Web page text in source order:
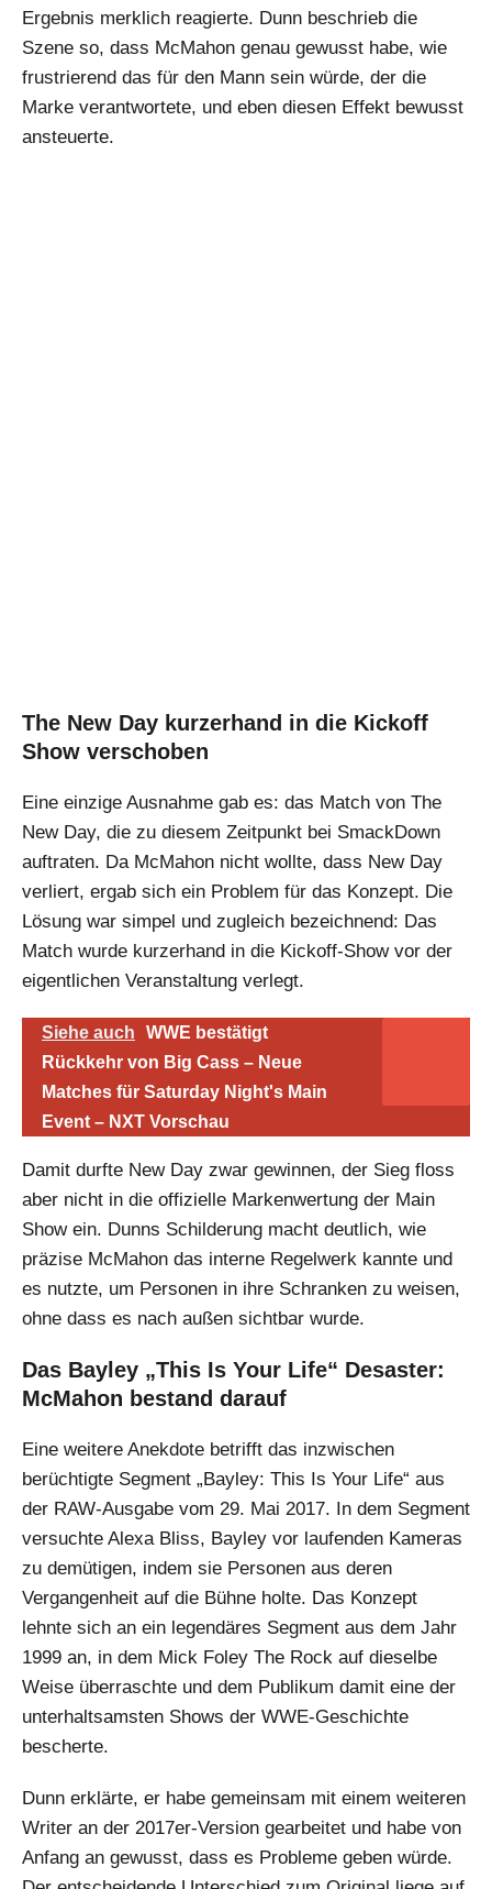
Ergebnis merklich reagierte. Dunn beschrieb die
Szene so, dass McMahon genau gewusst habe, wie
frustrierend das für den Mann sein würde, der die
Marke verantwortete, und eben diesen Effekt bewusst
ansteuerte.
The New Day kurzerhand in die Kickoff
Show verschoben
Eine einzige Ausnahme gab es: das Match von The
New Day, die zu diesem Zeitpunkt bei SmackDown
auftraten. Da McMahon nicht wollte, dass New Day
verliert, ergab sich ein Problem für das Konzept. Die
Lösung war simpel und zugleich bezeichnend: Das
Match wurde kurzerhand in die Kickoff-Show vor der
eigentlichen Veranstaltung verlegt.
Siehe auch
WWE bestätigt
Rückkehr von Big Cass – Neue
Matches für Saturday Night's Main
Event – NXT Vorschau
Damit durfte New Day zwar gewinnen, der Sieg floss
aber nicht in die offizielle Markenwertung der Main
Show ein. Dunns Schilderung macht deutlich, wie
präzise McMahon das interne Regelwerk kannte und
es nutzte, um Personen in ihre Schranken zu weisen,
ohne dass es nach außen sichtbar wurde.
Das Bayley „This Is Your Life“ Desaster:
McMahon bestand darauf
Eine weitere Anekdote betrifft das inzwischen
berüchtigte Segment „Bayley: This Is Your Life“ aus
der RAW-Ausgabe vom 29. Mai 2017. In dem Segment
versuchte Alexa Bliss, Bayley vor laufenden Kameras
zu demütigen, indem sie Personen aus deren
Vergangenheit auf die Bühne holte. Das Konzept
lehnte sich an ein legendäres Segment aus dem Jahr
1999 an, in dem Mick Foley The Rock auf dieselbe
Weise überraschte und dem Publikum damit eine der
unterhaltsamsten Shows der WWE-Geschichte
bescherte.
Dunn erklärte, er habe gemeinsam mit einem weiteren
Writer an der 2017er-Version gearbeitet und habe von
Anfang an gewusst, dass es Probleme geben würde.